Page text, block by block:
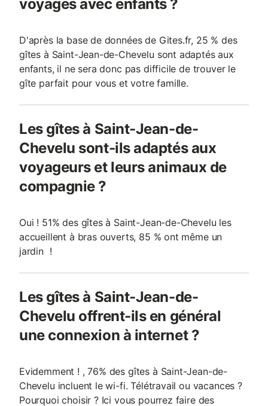
voyages avec enfants ?
D'après la base de données de Gites.fr, 25 % des
gîtes à Saint-Jean-de-Chevelu sont adaptés aux
enfants, il ne sera donc pas difficile de trouver le
gîte parfait pour vous et votre famille.
Les gîtes à Saint-Jean-de-
Chevelu sont-ils adaptés aux
voyageurs et leurs animaux de
compagnie ?
Oui ! 51% des gîtes à Saint-Jean-de-Chevelu les
accueillent à bras ouverts, 85 % ont même un
jardin !
Les gîtes à Saint-Jean-de-
Chevelu offrent-ils en général
une connexion à internet ?
Evidemment ! , 76% des gîtes à Saint-Jean-de-
Chevelu incluent le wi-fi. Télétravail ou vacances ?
Pourquoi choisir ? Ici vous pourrez faire des